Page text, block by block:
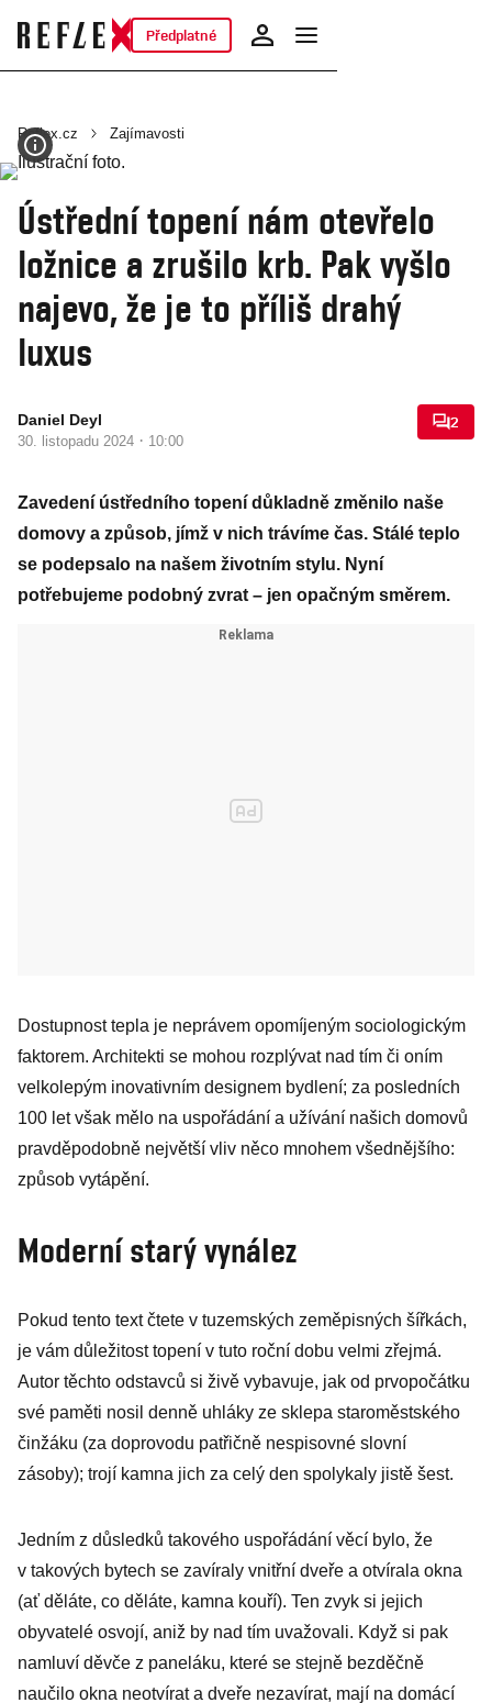
Předplatné
Reflex.cz Zajímavosti
Ústřední topení nám otevřelo
ložnice a zrušilo krb. Pak vyšlo
najevo, že je to příliš drahý
luxus
Daniel Deyl
30. listopadu 2024 · 10:00
2
Zavedení ústředního topení důkladně změnilo naše
domovy a způsob, jímž v nich trávíme čas. Stálé teplo
se podepsalo na našem životním stylu. Nyní
potřebujeme podobný zvrat – jen opačným směrem.
Dostupnost tepla je neprávem opomíjeným sociologickým
faktorem. Architekti se mohou rozplývat nad tím či oním
velkolepým inovativním designem bydlení; za posledních
100 let však mělo na uspořádání a užívání našich domovů
pravděpodobně největší vliv něco mnohem všednějšího:
způsob vytápění.
Moderní starý vynález
Pokud tento text čtete v tuzemských zeměpisných šířkách,
je vám důležitost topení v tuto roční dobu velmi zřejmá.
Autor těchto odstavců si živě vybavuje, jak od prvopočátku
své paměti nosil denně uhláky ze sklepa staroměstského
činžáku (za doprovodu patřičně nespisovné slovní
zásoby); trojí kamna jich za celý den spolykaly jistě šest.
Jedním z důsledků takového uspořádání věcí bylo, že
v takových bytech se zavíraly vnitřní dveře a otvírala okna
(ať děláte, co děláte, kamna kouří). Ten zvyk si jejich
obyvatelé osvojí, aniž by nad tím uvažovali. Když si pak
namluví děvče z paneláku, které se stejně bezděčně
naučilo okna neotvírat a dveře nezavírat, mají na domácí